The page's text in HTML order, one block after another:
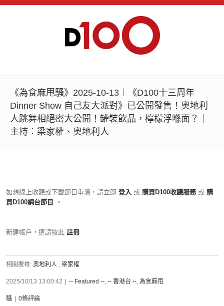
《為食麻甩騷》2025-10-13︱《D100十三周年
Dinner Show 自己友大派對》已公開發售！奧地利
人跳舞相絕密大公開！罐裝飲品，檸檬浮喺面？｜
主持︰梁家權、奧地利人
如想線上收聽或下載節目重溫，請立即 登入 或 購買D100收聽服務 或 購
買D100網台節目
。
新建帳戶，這請按此 註冊
相關搜尋: 奧地利人 , 梁家權
2025/10/13 13:00:42 -- Featured --, -- 香港台 --, 為食麻甩
騷 0條評論